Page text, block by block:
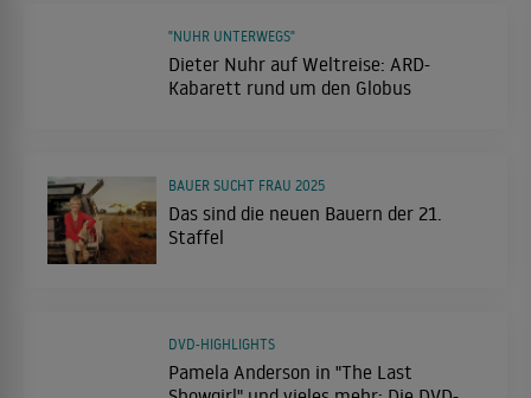
Dieter Nuhr auf Weltreise: ARD-
Kabarett rund um den Globus
"NUHR UNTERWEGS"
Das sind die neuen Bauern der 21.
Staffel
BAUER SUCHT FRAU 2025
Pamela Anderson in "The Last
DVD-HIGHLIGHTS